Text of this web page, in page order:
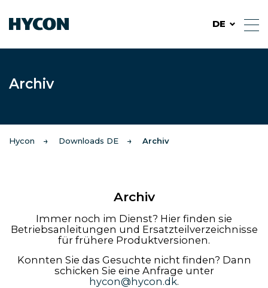
DE
Archiv
Hycon Downloads DE Archiv
Archiv
Immer noch im Dienst? Hier finden sie
Betriebsanleitungen und Ersatzteilverzeichnisse
für frühere Produktversionen.
Konnten Sie das Gesuchte nicht finden? Dann
schicken Sie eine Anfrage unter
hycon@hycon.dk.